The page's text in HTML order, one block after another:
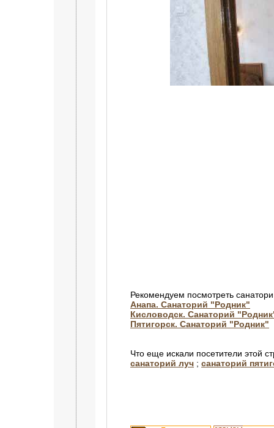
Рекомендуем посмотреть
Анапа. Санаторий "Родник"
Кисловодск. Санаторий
Пятигорск. Санаторий "Родник"
Что еще искали посетители этой
санаторий луч ; санаторий